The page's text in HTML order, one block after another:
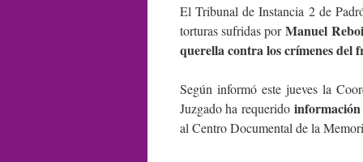
El Tribunal de Instancia 2 de
torturas sufridas porManuel
querella contra los crímenes del
Según informó este jueves la
Juzgado ha requerido
al Centro Documental de la